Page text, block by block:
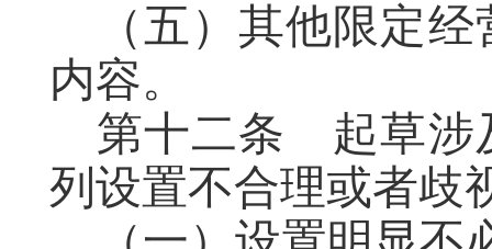
（五）其他限定
内容。
第十二条
起草涉
列设置不合理或者歧